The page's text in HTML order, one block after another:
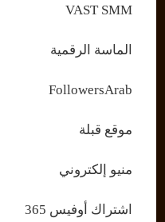
VAST SMM
الماسة الرقمية
FollowersArab
موقع قبلة
منيو إلكتروني
اشتراك أوفيس 365